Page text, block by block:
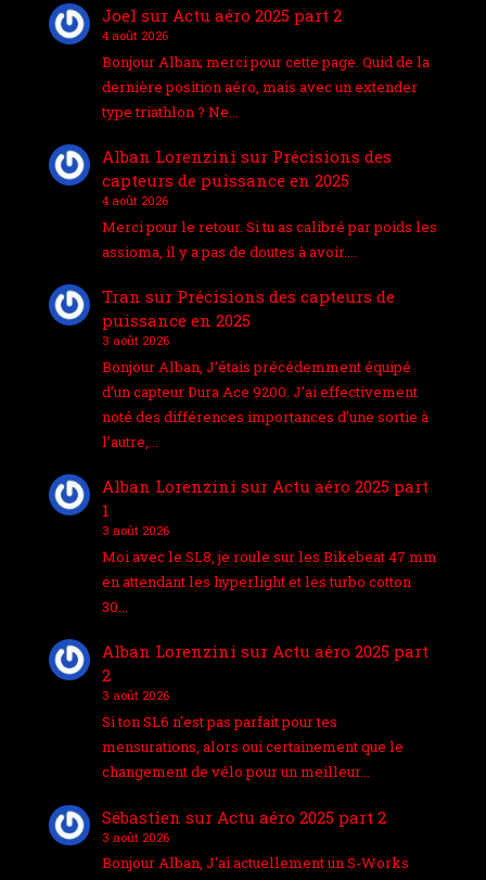
Joel sur Actu aéro 2025 part 2
4 août 2026
Bonjour Alban; merci pour cette page. Quid de la
dernière position aéro, mais avec un extender
type triathlon ? Ne…
Alban Lorenzini sur Précisions des
capteurs de puissance en 2025
4 août 2026
Merci pour le retour. Si tu as calibré par poids les
assioma, il y a pas de doutes à avoir.…
Tran sur Précisions des capteurs de
puissance en 2025
3 août 2026
Bonjour Alban, J’étais précédemment équipé
d’un capteur Dura Ace 9200. J’ai effectivement
noté des différences importances d’une sortie à
l’autre,…
Alban Lorenzini sur Actu aéro 2025 part
1
3 août 2026
Moi avec le SL8, je roule sur les Bikebeat 47 mm
en attendant les hyperlight et les turbo cotton
30…
Alban Lorenzini sur Actu aéro 2025 part
2
3 août 2026
Si ton SL6 n'est pas parfait pour tes
mensurations, alors oui certainement que le
changement de vélo pour un meilleur…
Sébastien sur Actu aéro 2025 part 2
3 août 2026
Bonjour Alban, J'ai actuellement un S-Works